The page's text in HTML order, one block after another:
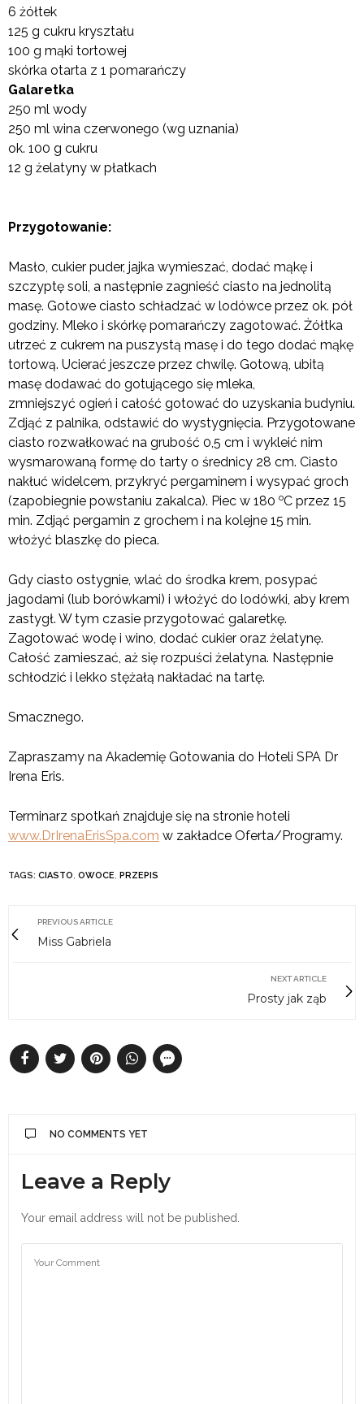
6 żółtek
125 g cukru kryształu
100 g mąki tortowej
skórka otarta z 1 pomarańczy
Galaretka
250 ml wody
250 ml wina czerwonego (wg uznania)
ok. 100 g cukru
12 g żelatyny w płatkach
Przygotowanie:
Masło, cukier puder, jajka wymieszać, dodać mąkę i
szczyptę soli, a następnie zagnieść ciasto na jednolitą
masę. Gotowe ciasto schładzać w lodówce przez ok. pół
godziny. Mleko i skórkę pomarańczy zagotować. Żółtka
utrzeć z cukrem na puszystą masę i do tego dodać mąkę
tortową. Ucierać jeszcze przez chwilę. Gotową, ubitą
masę dodawać do gotującego się mleka,
zmniejszyć ogień i całość gotować do uzyskania budyniu.
Zdjąć z palnika, odstawić do wystygnięcia. Przygotowane
ciasto rozwałkować na grubość 0,5 cm i wykleić nim
wysmarowaną formę do tarty o średnicy 28 cm. Ciasto
nakłuć widelcem, przykryć pergaminem i wysypać groch
(zapobiegnie powstaniu zakalca). Piec w 180 oC przez 15
min. Zdjąć pergamin z grochem i na kolejne 15 min.
włożyć blaszkę do pieca.
Gdy ciasto ostygnie, wlać do środka krem, posypać
jagodami (lub borówkami) i włożyć do lodówki, aby krem
zastygł. W tym czasie przygotować galaretkę.
Zagotować wodę i wino, dodać cukier oraz żelatynę.
Całość zamieszać, aż się rozpuści żelatyna. Następnie
schłodzić i lekko stężałą nakładać na tartę.
Smacznego.
Zapraszamy na Akademię Gotowania do Hoteli SPA Dr
Irena Eris.
Terminarz spotkań znajduje się na stronie hoteli
www.DrIrenaErisSpa.com w zakładce Oferta/Programy.
TAGS: CIASTO, OWOCE, PRZEPIS
PREVIOUS ARTICLE
Miss Gabriela
NEXT ARTICLE
Prosty jak ząb
NO COMMENTS YET
Leave a Reply
Your email address will not be published.